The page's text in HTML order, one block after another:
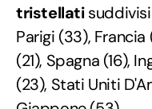
tristellatisuddivisi
Parigi (33), Francia
(21), Spagna (16),
(23), Stati Uniti